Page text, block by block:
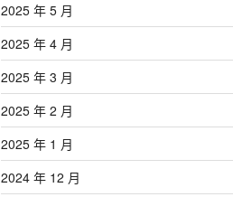
2025 年 5 月
2025 年 4 月
2025 年 3 月
2025 年 2 月
2025 年 1 月
2024 年 12 月